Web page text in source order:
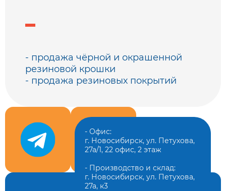
- продажа чёрной и окрашенной
резиновой крошки
- продажа резиновых покрытий
- Офис:
г. Новосибирск, ул. Петухова,
27а/1, 22 офис, 2 этаж
- Производство и склад:
г. Новосибирск, ул. Петухова,
27а, к3